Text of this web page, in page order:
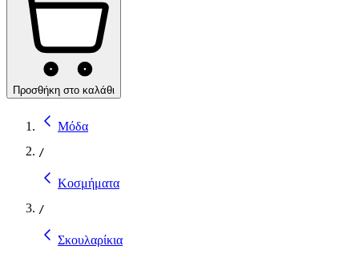
Προσθήκη στο καλάθι
Μόδα
/
Κοσμήματα
/
Σκουλαρίκια